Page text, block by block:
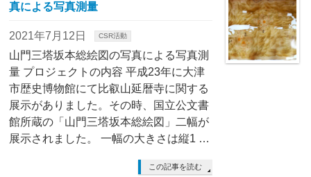
真による写真測量
2021年7月12日 CSR活動
山門三塔坂本総絵図の写真による写真測
量 プロジェクトの内容 平成23年に大津
市歴史博物館にて比叡山延暦寺に関する
展示がありました。その時、国立公文書
館所蔵の「山門三塔坂本総絵図」二幅が
展示されました。 一幅の大きさは縦1 …
この記事を読む